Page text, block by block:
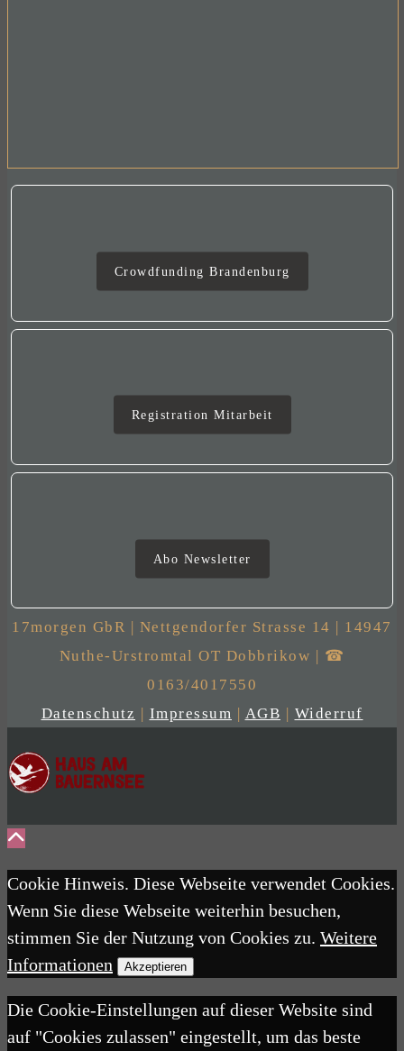
Crowdfunding Brandenburg
Registration Mitarbeit
Newsletter
Abo Newsletter
17morgen GbR | Nettgendorfer Strasse 14 | 14947
Nuthe-Urstromtal OT Dobbrikow | ☎
0163/4017550
Datenschutz
Impressum AGB Widerruf
Cookie Hinweis. Diese Webseite verwendet Cookies.
Wenn Sie diese Webseite weiterhin besuchen,
stimmen Sie der Nutzung von Cookies zu. Weitere
Informationen
Akzeptieren
Die Cookie-Einstellungen auf dieser Website sind
auf "Cookies zulassen" eingestellt, um das beste